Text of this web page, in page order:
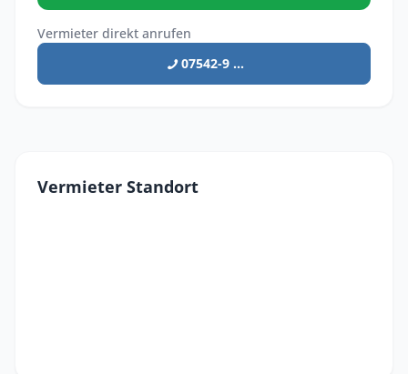
Vermieter direkt anrufen
07542-9 ...
Vermieter Standort